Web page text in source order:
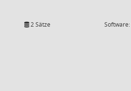
2 Sätze Software: